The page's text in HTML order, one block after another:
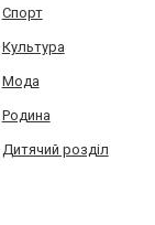
Спорт
Культура
Мода
Родина
Дитячий розділ